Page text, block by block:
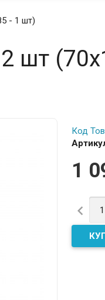
- 1 шт)
шт
Код
1
